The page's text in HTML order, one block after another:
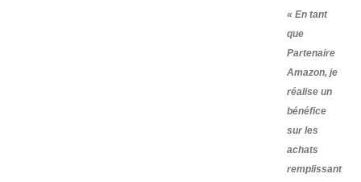
« En tant
que
Partenaire
Amazon, je
réalise un
bénéfice
sur les
achats
remplissant